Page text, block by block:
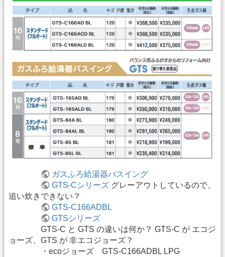
ガスふろ給湯器バスイング
GTS-Cシリーズ グレーアウトしているので、
追い炊きできない？
GTS-C166ADBL
GTSシリーズ
GTS-C と GTS の違いは何か？ GTS-C が エコジ
ョーズ、GTS が 非エコジョーズ？
・ecoジョーズ GTS-C166ADBL LPG